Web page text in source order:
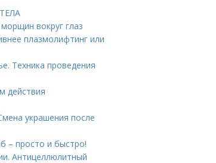
вокруг глаз
плазмолифтинг или
Техника проведения
действия
украшения после
– просто и быстро!
Антицеллюлитный